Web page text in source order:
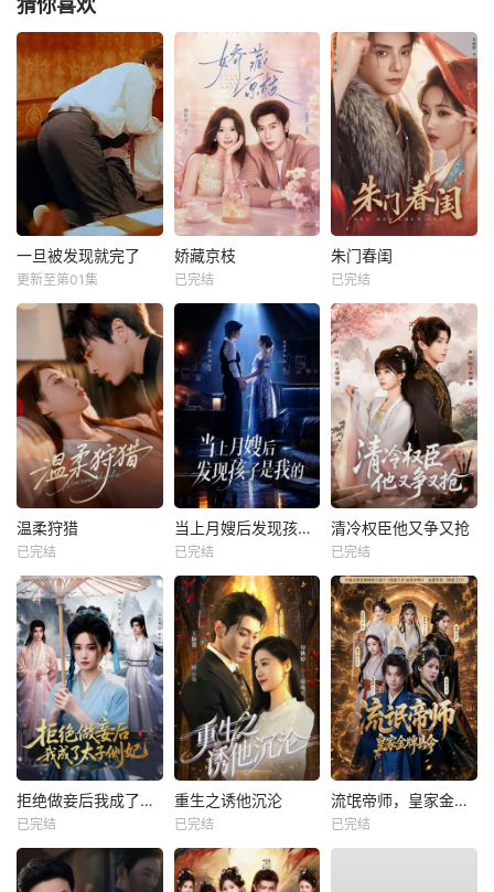
一旦被发现就完了
更新至第01集
娇藏京枝
已完结
朱门春闺
已完结
温柔狩猎
已完结
当上月嫂后发现孩子是我的
已完结
清冷权臣他又争又抢
已完结
拒绝做妾后我成了太子侧妃
已完结
重生之诱他沉沦
已完结
流氓帝师，皇家金牌县令
已完结